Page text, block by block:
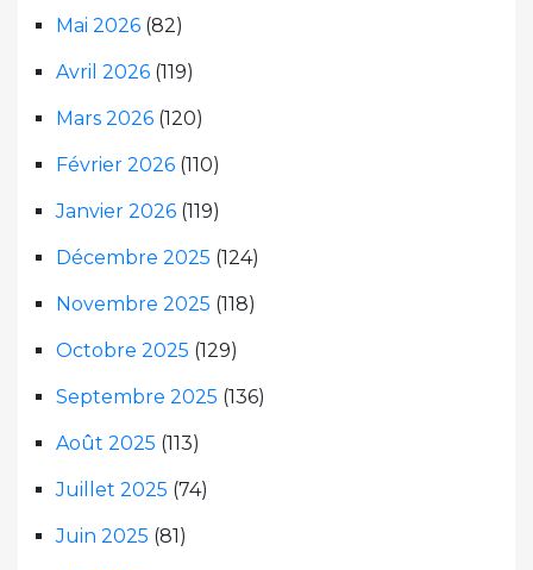
Mai 2026 (82)
Avril 2026 (119)
Mars 2026 (120)
Février 2026 (110)
Janvier 2026 (119)
Décembre 2025 (124)
Novembre 2025 (118)
Octobre 2025 (129)
Septembre 2025 (136)
Août 2025 (113)
Juillet 2025 (74)
Juin 2025 (81)